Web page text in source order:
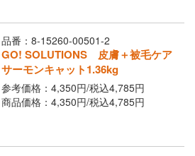
品番：8-15260-00501-2
GO! SOLUTIONS 皮膚＋被毛ケア
サーモンキャット1.36kg
参考価格：4,350円/税込4,785円
商品価格：4,350円/税込4,785円